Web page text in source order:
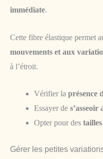
immédiate.
Cette fibre élastique permet
mouvements et aux
à l’étroit.
Vérifier la présence
Essayer de s’asseoir
Opter pour des
Gérer les petites